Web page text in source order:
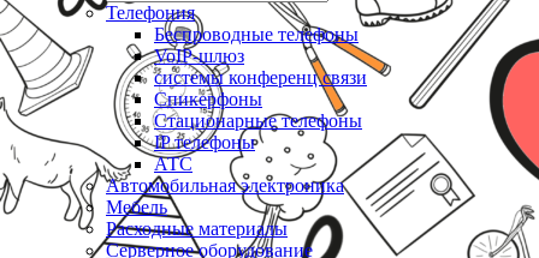
Телефония
Беспроводные телефоны
VoIP-шлюз
системы конференц связи
Спикерфоны
Стационарные телефоны
IP телефоны
АТС
Автомобильная электроника
Мебель
Расходные материалы
Серверное оборудование